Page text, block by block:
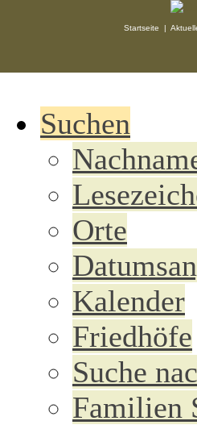
Startseite |
Suchen
Orte
Kalender
Friedhöfe
Suche
Familien